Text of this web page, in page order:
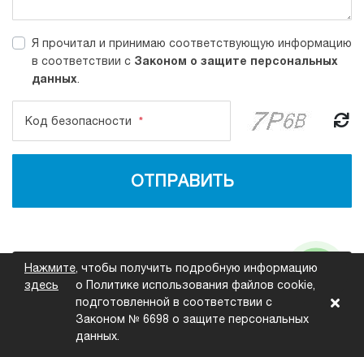
Я прочитал и принимаю соответствующую информацию
в соответствии с Законом о защите персональных
данных
Код безопасности *
ОТПРАВИТЬ
Быстрая ссылка Безопасность
Copyright © 2022 Remair. Все права защищены.
Нажмите
здесь
, чтобы получить подробную информацию
о Политике использования файлов cookie,
подготовленной в соответствии с
Законом № 6698 о защите персональных
данных.